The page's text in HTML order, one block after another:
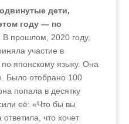
дети,
году — по
В прошлом, 2020 году,
участие в
японскому языку. Она
Было отобрано 100
попала в десятку
её: «Что бы вы
что хочет